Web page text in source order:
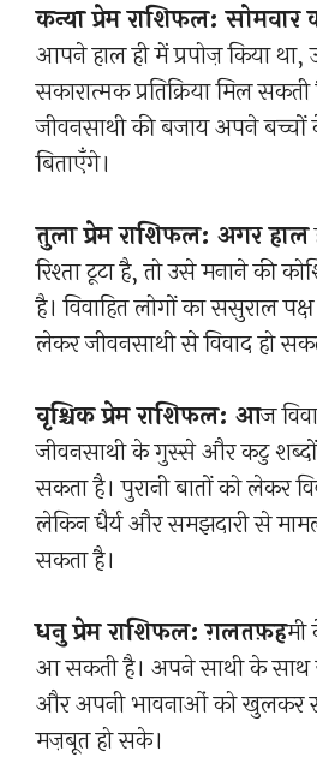
कन्या प्रेम राशिफल: सोमवार
आपने हाल ही में प्रपोज़ किया
सकारात्मक प्रतिक्रिया मिल सकती
जीवनसाथी की बजाय अपने
बिताएँगे।
तुला प्रेम राशिफल: अगर हाल
रिश्ता टूटा है, तो उसे मनाने की
है। विवाहित लोगों का ससुराल
लेकर जीवनसाथी से विवाद हो
वृश्चिक प्रेम राशिफल: आज
जीवनसाथी के गुस्से और कटु
सकता है। पुरानी बातों को लेकर
लेकिन धैर्य और समझदारी से
सकता है।
धनु प्रेम राशिफल: ग़लतफ़हमी
आ सकती है। अपने साथी के साथ
और अपनी भावनाओं को खुलकर
मज़बूत हो सके।